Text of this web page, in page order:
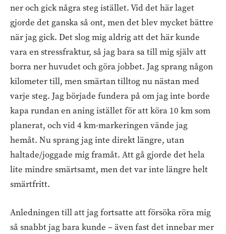
ner och gick några steg istället. Vid det här laget
gjorde det ganska så ont, men det blev mycket bättre
när jag gick. Det slog mig aldrig att det här kunde
vara en stressfraktur, så jag bara sa till mig själv att
borra ner huvudet och göra jobbet. Jag sprang någon
kilometer till, men smärtan tilltog nu nästan med
varje steg. Jag började fundera på om jag inte borde
kapa rundan en aning istället för att köra 10 km som
planerat, och vid 4 km-markeringen vände jag
hemåt. Nu sprang jag inte direkt längre, utan
haltade/joggade mig framåt. Att gå gjorde det hela
lite mindre smärtsamt, men det var inte längre helt
smärtfritt.
Anledningen till att jag fortsatte att försöka röra mig
så snabbt jag bara kunde – även fast det innebar mer